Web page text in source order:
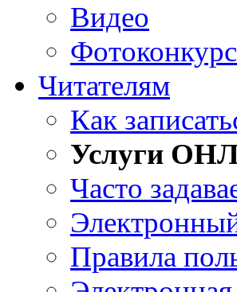
Видео
Читателям
Как
Услуги
Часто
Правила